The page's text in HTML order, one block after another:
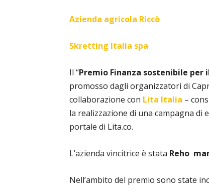
Azienda agricola Riccò
Skretting Italia spa
Il “Premio Finanza sostenibile per
promosso dagli organizzatori di
collaborazione con Lita Italia –
la realizzazione di una campagna di
portale di Lita.co.
L’azienda vincitrice è stata Reho
Nell’ambito del premio sono state